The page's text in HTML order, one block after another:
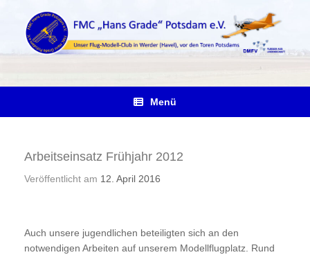
springen
Menü
Arbeitseinsatz Frühjahr 2012
Veröffentlicht am 12. April 2016
Auch unsere jugendlichen beteiligten sich an den
notwendigen Arbeiten auf unserem Modellflugplatz. Rund